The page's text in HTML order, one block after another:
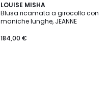
LOUISE MISHA
Blusa ricamata a girocollo con
maniche lunghe, JEANNE
184,00 €